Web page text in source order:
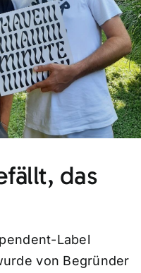
das
Label
von Begründer